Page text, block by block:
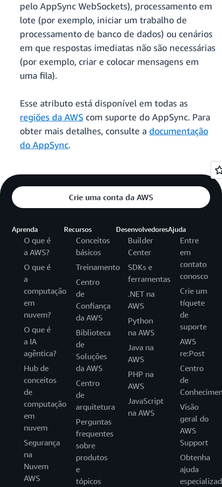
pelo AppSync WebSockets), processamento em
lote (por exemplo, iniciar um trabalho de
processamento de banco de dados) ou cenários
em que respostas imediatas não são necessárias
(por exemplo, criar e colocar mensagens em
uma fila).
Esse atributo está disponível em todas as
regiões da AWS com suporte do AppSync. Para
obter mais detalhes, consulte a documentação
do AppSync.
Crie uma conta da AWS
Aprenda
O que é
a AWS?
O que é
a
computação
em
nuvem?
O que é
a IA
agêntica?
Hub de
conceitos
de
computação
em
nuvem
Segurança
na
Nuvem
AWS
Recursos
Conceitos
básicos
Treinamento
Centro
de
Confiança
da AWS
Biblioteca
de
Soluções
da AWS
Centro
de
arquitetura
Perguntas
frequentes
sobre
produtos
e
tópicos
Desenvolvedores
Builder
Center
SDKs e
ferramentas
.NET na
AWS
Python
na AWS
Java na
AWS
PHP na
AWS
JavaScript
na AWS
Ajuda
Entre
em
contato
conosco
Crie um
tíquete
de
suporte
AWS
re:Post
Centro
de
Visão
geral do
AWS
Support
Obtenha
ajuda